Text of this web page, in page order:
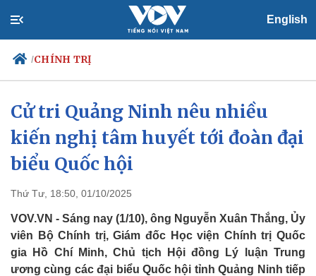
English
/CHÍNH TRỊ
Chính trị
Đảng
Tổ chức nhân sự
Nhận diện sự thật
Xã hội
Tin 24h
Việc làm
Biển đảo
Cử tri Quảng Ninh nêu nhiều
kiến nghị tâm huyết tới đoàn đại
biểu Quốc hội
Thứ Tư, 18:50, 01/10/2025
VOV.VN - Sáng nay (1/10), ông Nguyễn Xuân Thắng, Ủy
viên Bộ Chính trị, Giám đốc Học viện Chính trị Quốc
gia Hồ Chí Minh, Chủ tịch Hội đồng Lý luận Trung
ương cùng các đại biểu Quốc hội tỉnh Quảng Ninh tiếp